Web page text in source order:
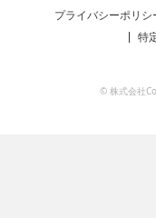
プライバシーポリシ
特
© 株式会社